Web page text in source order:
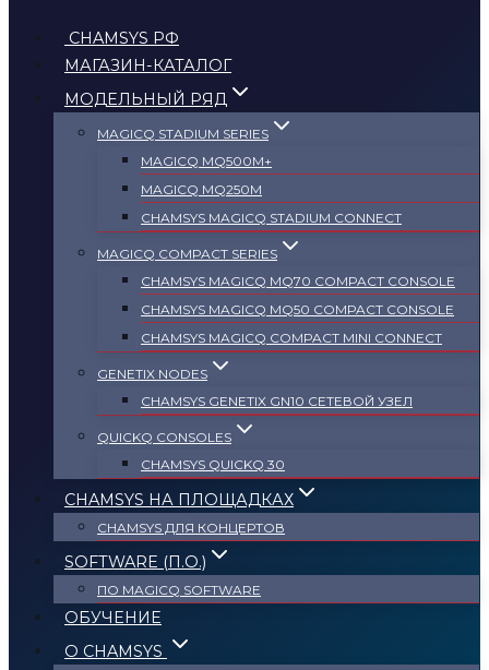
CHAMSYS РФ
МАГАЗИН-КАТАЛОГ
МОДЕЛЬНЫЙ РЯД
MAGICQ STADIUM SERIES
MAGICQ MQ500M+
MAGICQ MQ250M
СHAMSYS MAGICQ STADIUM CONNECT
MAGICQ COMPACT SERIES
СHAMSYS MAGICQ MQ70 COMPACT CONSOLE
СHAMSYS MAGICQ MQ50 COMPACT CONSOLE
СHAMSYS MAGICQ COMPACT MINI CONNECT
GENETIX NODES
СHAMSYS GENETIX GN10 СЕТЕВОЙ УЗЕЛ
QUICKQ CONSOLES
CHAMSYS QUICKQ 30
CHAMSYS НА ПЛОЩАДКАХ
CHAMSYS ДЛЯ КОНЦЕРТОВ
SOFTWARE (П.О.)
ПО MAGICQ SOFTWARE
ОБУЧЕНИЕ
О CHAMSYS